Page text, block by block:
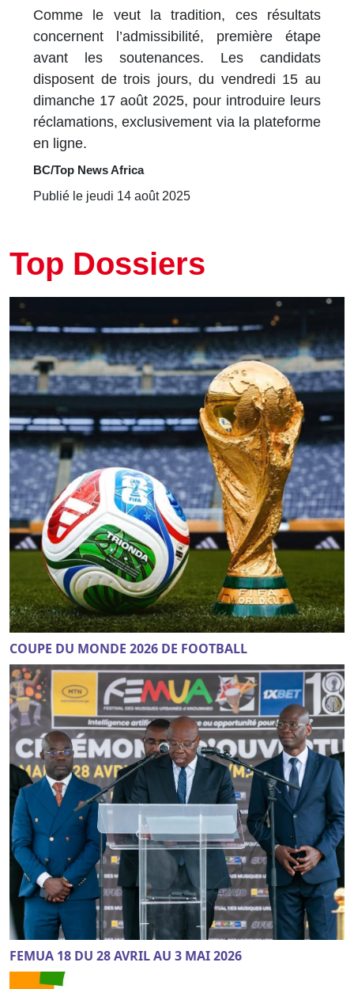
Comme le veut la tradition, ces résultats
concernent l’admissibilité, première étape
avant les soutenances. Les candidats
disposent de trois jours, du vendredi 15 au
dimanche 17 août 2025, pour introduire leurs
réclamations, exclusivement via la plateforme
en ligne.
BC/Top News Africa
Publié le jeudi 14 août 2025
Top Dossiers
COUPE DU MONDE 2026 DE FOOTBALL
FEMUA 18 DU 28 AVRIL AU 3 MAI 2026